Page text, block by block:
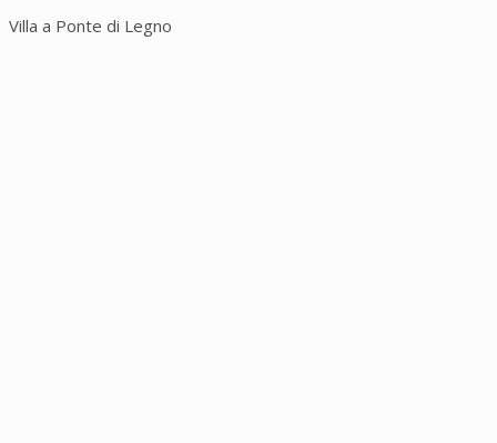
Villa a Ponte di Legno